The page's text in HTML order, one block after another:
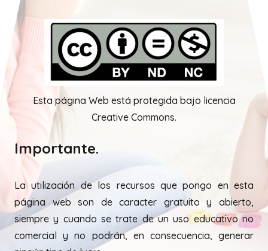
Esta página Web está protegida bajo licencia
Creative Commons.
Importante.
La utilización de los recursos que pongo en esta
página web son de caracter gratuito y abierto,
siempre y cuando se trate de un uso educativo no
comercial y no podrán, en consecuencia, generar